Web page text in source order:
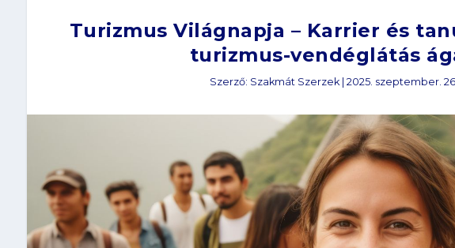
Turizmus Világnapja – Karrier és
turizmus-vendéglátás
Szerző: Szakmát Szerzek|2025. szeptember.